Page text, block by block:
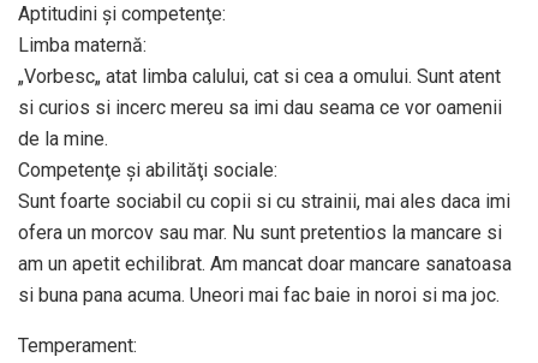
Aptitudini şi competenţe:
Limba maternă:
„Vorbesc„ atat limba calului, cat si cea a omului. Sunt atent
si curios si incerc mereu sa imi dau seama ce vor oamenii
de la mine.
Competenţe şi abilităţi sociale:
Sunt foarte sociabil cu copii si cu strainii, mai ales daca imi
ofera un morcov sau mar. Nu sunt pretentios la mancare si
am un apetit echilibrat. Am mancat doar mancare sanatoasa
si buna pana acuma. Uneori mai fac baie in noroi si ma joc.
Temperament: